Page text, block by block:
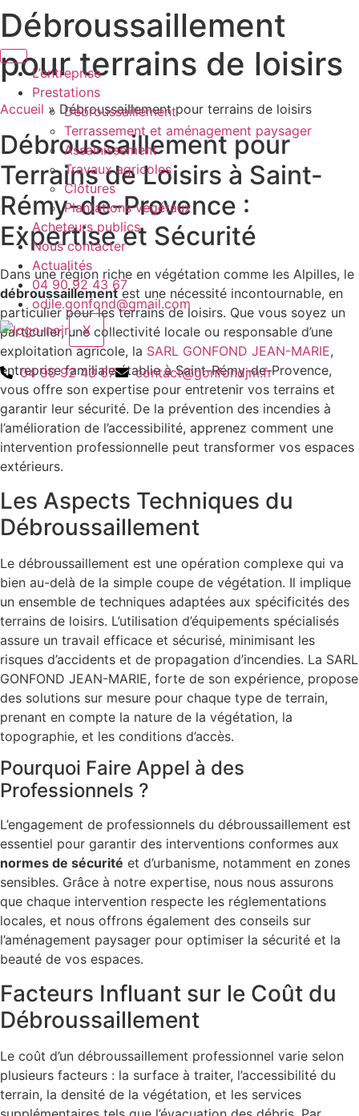
Aller
au
contenu
L’entreprise
Prestations
Débroussaillement
Terrassement et aménagement paysager
Assainissement
Travaux agricoles
Clôtures
Plantations végétaux
Acheteurs publics
Nous contacter
Actualités
04 90 92 43 67
odile.gonfond@gmail.com
X
04 90 92 43 67 contact@gonfondjm.fr
Débroussaillement
pour terrains de loisirs
Accueil » Débroussaillement pour terrains de loisirs
Débroussaillement pour
Terrains de Loisirs à Saint-
Rémy-de-Provence :
Expertise et Sécurité
Dans une région riche en végétation comme les Alpilles, le
débroussaillementest une nécessité incontournable, en
particulier pour les terrains de loisirs. Que vous soyez un
particulier, une collectivité locale ou responsable d’une
exploitation agricole, la SARL GONFOND JEAN-MARIE,
entreprise familiale établie à Saint-Rémy-de-Provence,
vous offre son expertise pour entretenir vos terrains et
garantir leur sécurité. De la prévention des incendies à
l’amélioration de l’accessibilité, apprenez comment une
intervention professionnelle peut transformer vos espaces
extérieurs.
Les Aspects Techniques du
Débroussaillement
Le débroussaillement est une opération complexe qui va
bien au-delà de la simple coupe de végétation. Il implique
un ensemble de techniques adaptées aux spécificités des
terrains de loisirs. L’utilisation d’équipements spécialisés
assure un travail efficace et sécurisé, minimisant les
risques d’accidents et de propagation d’incendies. La SARL
GONFOND JEAN-MARIE, forte de son expérience, propose
des solutions sur mesure pour chaque type de terrain,
prenant en compte la nature de la végétation, la
topographie, et les conditions d’accès.
Pourquoi Faire Appel à des
Professionnels ?
L’engagement de professionnels du débroussaillement est
essentiel pour garantir des interventions conformes aux
normes de sécurité et d’urbanisme, notamment en zones
sensibles. Grâce à notre expertise, nous nous assurons
que chaque intervention respecte les réglementations
locales, et nous offrons également des conseils sur
l’aménagement paysager pour optimiser la sécurité et la
beauté de vos espaces.
Facteurs Influant sur le Coût du
Débroussaillement
Le coût d’un débroussaillement professionnel varie selon
plusieurs facteurs : la surface à traiter, l’accessibilité du
terrain, la densité de la végétation, et les services